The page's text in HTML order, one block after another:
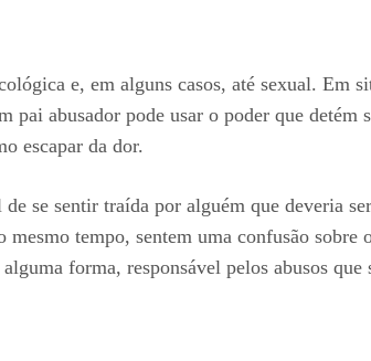
e, em alguns casos, até sexual. Em
abusador pode usar o poder que
escapar da dor.
se sentir traída por alguém que deveria
tempo, sentem uma confusão
forma, responsável pelos abusos que